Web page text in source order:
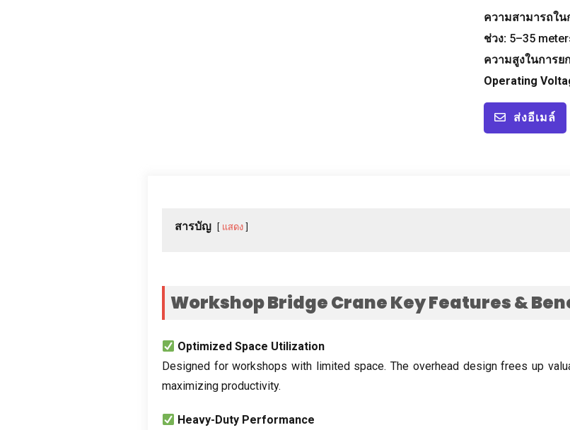
ความสามารถใน
ช่วง: 5–35
ความสูงในการย
Operating
ส่งอีเมล์
สารบัญ แสดง
Workshop Bridge Crane Key Features&
Optimized Space Utilization
Designed for workshops with limited space.The overhead design frees up
maximizing productivity.
Heavy-Duty Performance